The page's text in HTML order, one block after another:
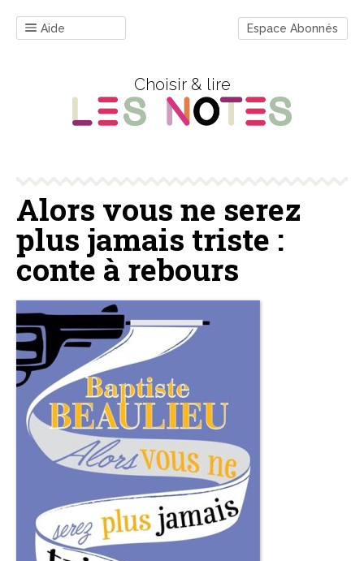
Aide Espace Abonnés
Choisir & lire
Alors vous ne serez
plus jamais triste :
conte à rebours